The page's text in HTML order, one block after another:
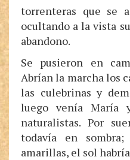
torrenteras que se
ocultando a la vista
abandono.
Se pusieron en
Abrían la marcha los
las culebrinas y
luego venía María
naturalistas. Por
todavía en
amarillas, el sol